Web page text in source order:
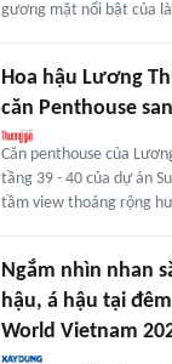
gương mặt nổi bật của
Hoa hậu Lương
căn Penthouse
Căn penthouse của
tầng 39 - 40 của dự án
tầm view thoáng rộng
Ngắm nhìn nhan
hậu, á hậu tại
World Vietnam